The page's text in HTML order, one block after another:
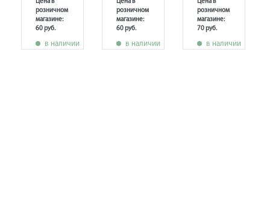
Цена в
розничном
магазине:
60 руб.
в наличии
Цена в
розничном
магазине:
60 руб.
в наличии
Цена в
розничном
магазине:
70 руб.
в наличии